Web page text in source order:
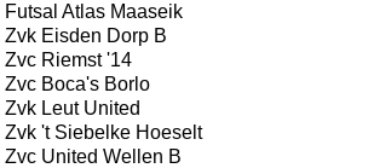
Futsal Atlas Maaseik
Zvk Eisden Dorp B
Zvc Riemst '14
Zvc Boca's Borlo
Zvk Leut United
Zvk 't Siebelke Hoeselt
Zvc United Wellen B